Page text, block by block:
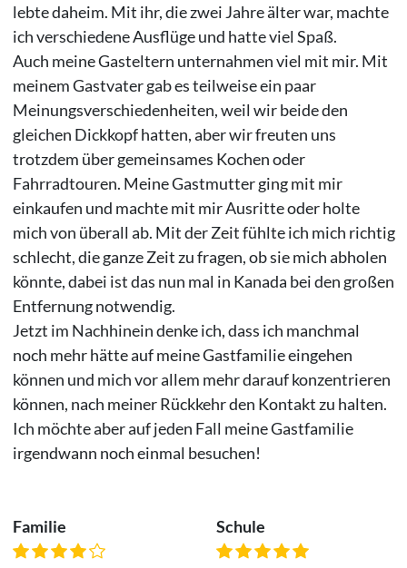
lebte daheim. Mit ihr, die zwei Jahre älter war, machte
ich verschiedene Ausflüge und hatte viel Spaß.
Auch meine Gasteltern unternahmen viel mit mir. Mit
meinem Gastvater gab es teilweise ein paar
Meinungsverschiedenheiten, weil wir beide den
gleichen Dickkopf hatten, aber wir freuten uns
trotzdem über gemeinsames Kochen oder
Fahrradtouren. Meine Gastmutter ging mit mir
einkaufen und machte mit mir Ausritte oder holte
mich von überall ab. Mit der Zeit fühlte ich mich richtig
schlecht, die ganze Zeit zu fragen, ob sie mich abholen
könnte, dabei ist das nun mal in Kanada bei den großen
Entfernung notwendig.
Jetzt im Nachhinein denke ich, dass ich manchmal
noch mehr hätte auf meine Gastfamilie eingehen
können und mich vor allem mehr darauf konzentrieren
können, nach meiner Rückkehr den Kontakt zu halten.
Ich möchte aber auf jeden Fall meine Gastfamilie
irgendwann noch einmal besuchen!
Familie Schule